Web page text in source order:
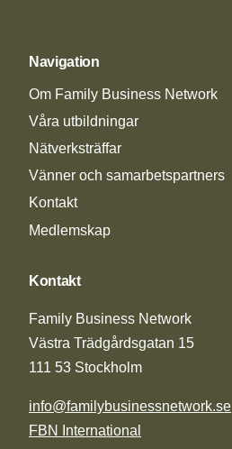
Navigation
Om Family Business Network
Våra utbildningar
Nätverksträffar
Vänner och samarbetspartners
Kontakt
Medlemskap
Kontakt
Family Business Network
Västra Trädgårdsgatan 15
111 53 Stockholm
info@familybusinessnetwork.se
FBN International